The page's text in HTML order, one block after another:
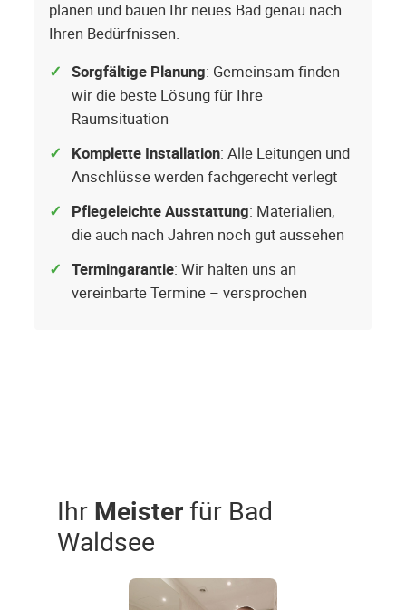
planen und bauen Ihr neues Bad genau nach
Ihren Bedürfnissen.
Sorgfältige Planung: Gemeinsam finden
wir die beste Lösung für Ihre
Raumsituation
Komplette Installation: Alle Leitungen und
Anschlüsse werden fachgerecht verlegt
Pflegeleichte Ausstattung: Materialien,
die auch nach Jahren noch gut aussehen
Termingarantie: Wir halten uns an
vereinbarte Termine – versprochen
Ihr Meisterfür Bad
Waldsee